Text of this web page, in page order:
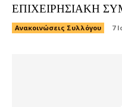
ΕΠΙΧΕΙΡΗΣΙΑΚΗ
Ανακοινώσεις Συλλόγου 7